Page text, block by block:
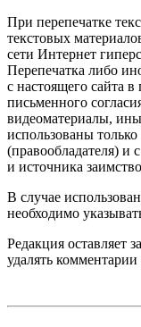
При перепечатке
текстовых
сети Интернет
Перепечатка либо
с настоящего сайта
письменного
видеоматериалы,
использованы
(правообладателя) и
и источника
В случае
необходимо
Редакция оставляет
удалять комментарии